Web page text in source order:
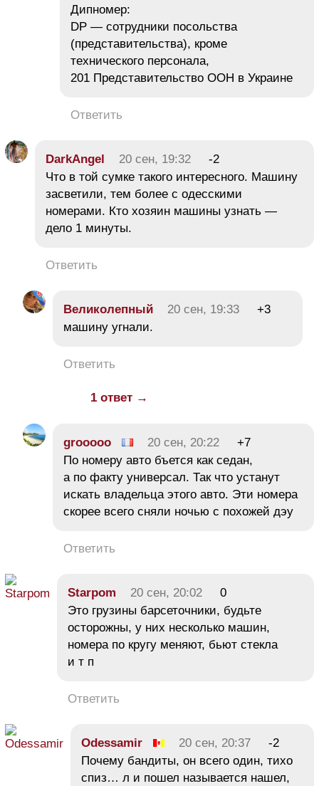
Дипномер:
DP — сотрудники посольства
(представительства), кроме
технического персонала,
201 Представительство ООН в Украине
Ответить
DarkAngel 20 сен, 19:32
-2
Что в той сумке такого интересного. Машину
засветили, тем более с одесскими
номерами. Кто хозяин машины узнать —
дело 1 минуты.
Ответить
Великолепный 20 сен, 19:33
+3
машину угнали.
Ответить
1 ответ →
grooooo 20 сен, 20:22
+7
По номеру авто бъется как седан,
а по факту универсал. Так что устанут
искать владельца этого авто. Эти номера
скорее всего сняли ночью с похожей дэу
Ответить
Starpom 20 сен, 20:02
0
Это грузины барсеточники, будьте
осторожны, у них несколько машин,
номера по кругу меняют, бьют стекла
и т п
Ответить
Odessamir 20 сен, 20:37
-2
Почему бандиты, он всего один, тихо
спиз… л и пошел называется нашел,